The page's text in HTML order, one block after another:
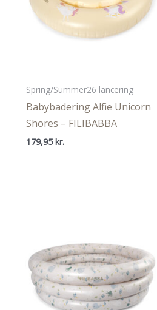
Spring/Summer26 lancering
Babybadering Alfie Unicorn
Shores – FILIBABBA
179,95kr.